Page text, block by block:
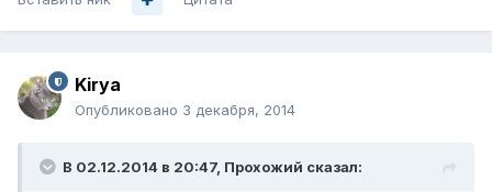
Kirya
Опубликовано 3 декабря, 2014
В 02.12.2014 в 20:47, Прохожий сказал: